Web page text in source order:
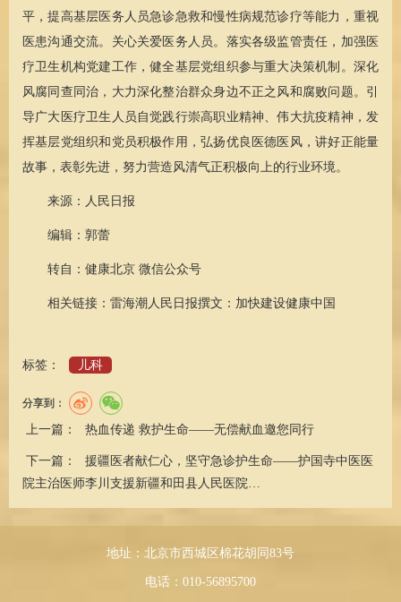
平，提高基层医务人员急诊急救和慢性病规范诊疗等能力，重视
医患沟通交流。关心关爱医务人员。落实各级监管责任，加强医
疗卫生机构党建工作，健全基层党组织参与重大决策机制。深化
风腐同查同治，大力深化整治群众身边不正之风和腐败问题。引
导广大医疗卫生人员自觉践行崇高职业精神、伟大抗疫精神，发
挥基层党组织和党员积极作用，弘扬优良医德医风，讲好正能量
故事，表彰先进，努力营造风清气正积极向上的行业环境。
来源：人民日报
编辑：郭蕾
转自：健康北京 微信公众号
相关链接： 雷海潮人民日报撰文：加快建设健康中国
标签： 儿科
分享到：
上一篇： 热血传递 救护生命——无偿献血邀您同行
下一篇：
援疆医者献仁心，坚守急诊护生命——护国寺中医医
院主治医师李川支援新疆和田县人民医院…
地址：北京市西城区棉花胡同83号
电话：010-56895700